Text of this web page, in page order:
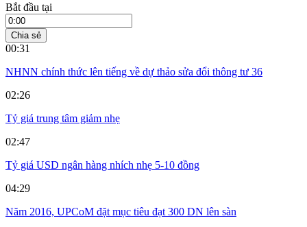
Bắt đầu tại
Chia sẻ
00:31
NHNN chính thức lên tiếng về dự thảo sửa đổi thông tư 36
02:26
Tỷ giá trung tâm giảm nhẹ
02:47
Tỷ giá USD ngân hàng nhích nhẹ 5-10 đồng
04:29
Năm 2016, UPCoM đặt mục tiêu đạt 300 DN lên sàn